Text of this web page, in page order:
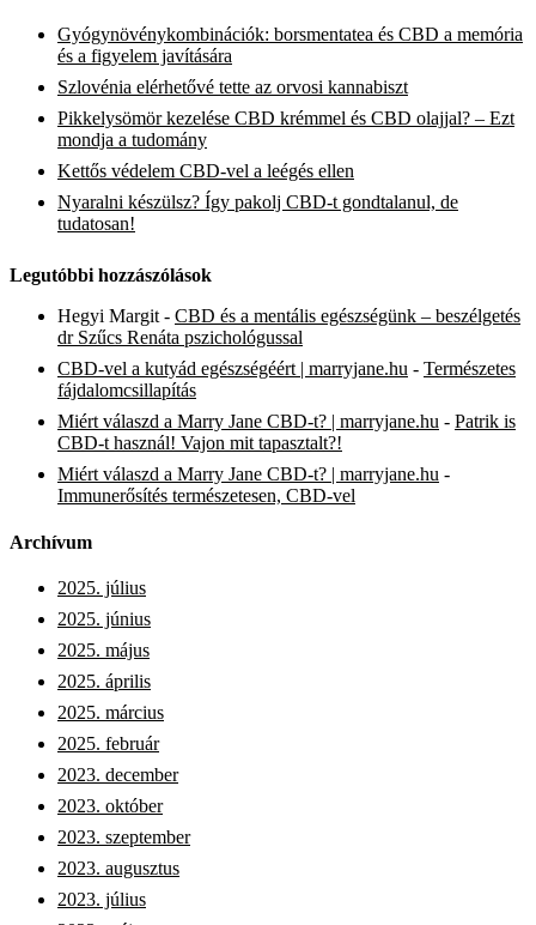
Gyógynövénykombinációk: borsmentatea és CBD a memória
és a figyelem javítására
Szlovénia elérhetővé tette az orvosi kannabiszt
Pikkelysömör kezelése CBD krémmel és CBD olajjal? – Ezt
mondja a tudomány
Kettős védelem CBD-vel a leégés ellen
Nyaralni készülsz? Így pakolj CBD-t gondtalanul, de
tudatosan!
Legutóbbi hozzászólások
Hegyi Margit - CBD és a mentális egészségünk – beszélgetés
dr Szűcs Renáta pszichológussal
CBD-vel a kutyád egészségéért | marryjane.hu - Természetes
fájdalomcsillapítás
Miért válaszd a Marry Jane CBD-t? | marryjane.hu - Patrik is
CBD-t használ! Vajon mit tapasztalt?!
Miért válaszd a Marry Jane CBD-t? | marryjane.hu -
Immunerősítés természetesen, CBD-vel
Archívum
2025. július
2025. június
2025. május
2025. április
2025. március
2025. február
2023. december
2023. október
2023. szeptember
2023. augusztus
2023. július